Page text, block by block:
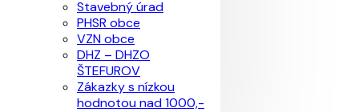
Stavebný úrad
PHSR obce
VZN obce
DHZ – DHZO
ŠTEFUROV
Zákazky s nízkou
hodnotou nad 1000,-